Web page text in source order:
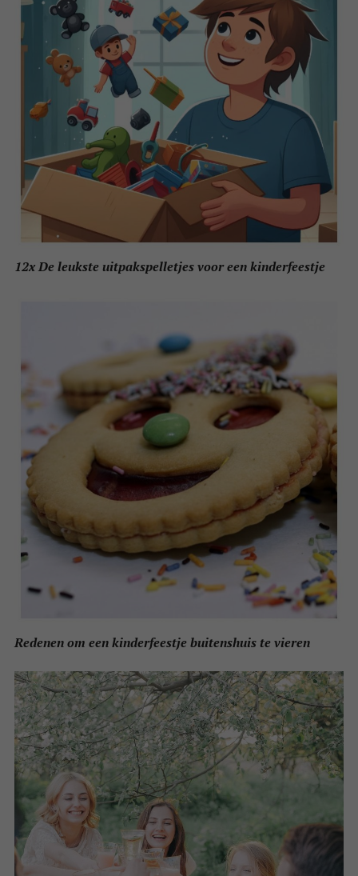
12x De leukste uitpakspelletjes voor een kinderfeestje
Redenen om een kinderfeestje buitenshuis te vieren